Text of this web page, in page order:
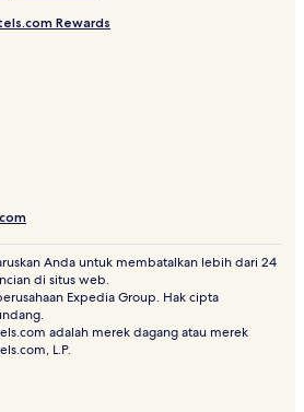
di Bandung
Homann
di Braga
Spa di Bandung
di Braga
di Bandung
Rewards
Anda untuk membatalkan lebih dari 24
di situs web.
Expedia Group. Hak cipta
adalah merek dagang atau merek
L.P.